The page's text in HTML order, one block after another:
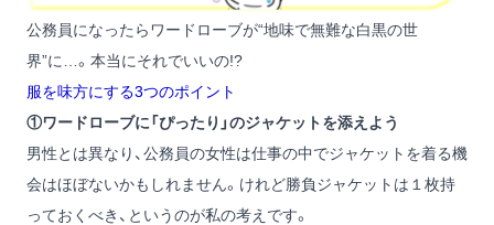
公務員になったらワードローブが“地味で無難な白黒の世
界”に…。本当にそれでいいの!?
服を味方にする3つのポイント
①ワードローブに「ぴったり」のジャケットを添えよう
男性とは異なり、公務員の女性は仕事の中でジャケットを着る機
会はほぼないかもしれません。けれど勝負ジャケットは１枚持
っておくべき、というのが私の考えです。